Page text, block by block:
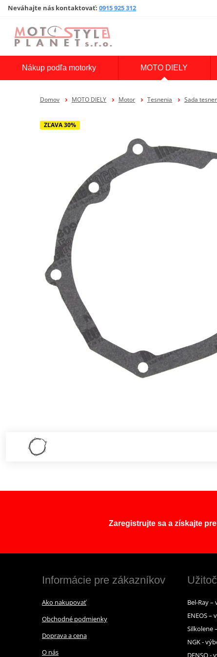
Neváhajte nás kontaktovať: 0915 925 312
Nákup podľa motorky MOTO DIELY
Domov MOTO DIELY Motor Tesnenia Sada
ZĽAVA 30%
Zaregistrujte sa a získajte
Informácie pre zákazníkov
Ako nakupovať
Obchodné podmienky
Doprava a cena
O nás
Bel-Ray
ENEOS –
Silkolene
NGK -
DENSO -